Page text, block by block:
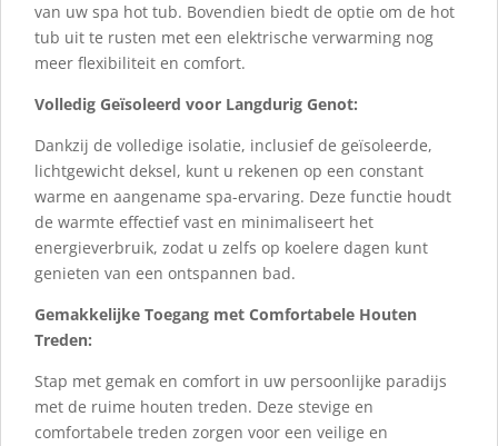
van uw spa hot tub. Bovendien biedt de optie om de hot
tub uit te rusten met een elektrische verwarming nog
meer flexibiliteit en comfort.
Volledig Geïsoleerd voor Langdurig Genot:
Dankzij de volledige isolatie, inclusief de geïsoleerde,
lichtgewicht deksel, kunt u rekenen op een constant
warme en aangename spa-ervaring. Deze functie houdt
de warmte effectief vast en minimaliseert het
energieverbruik, zodat u zelfs op koelere dagen kunt
genieten van een ontspannen bad.
Gemakkelijke Toegang met Comfortabele Houten
Treden:
Stap met gemak en comfort in uw persoonlijke paradijs
met de ruime houten treden. Deze stevige en
comfortabele treden zorgen voor een veilige en